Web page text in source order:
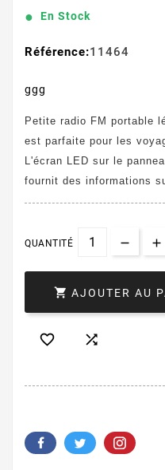
En Stock
Référence:11464
ggg
Petite radio FM portable
est parfaite pour les
L'écran LED sur le
fournit des informations
QUANTITÉ
 AJOUTER AU
 